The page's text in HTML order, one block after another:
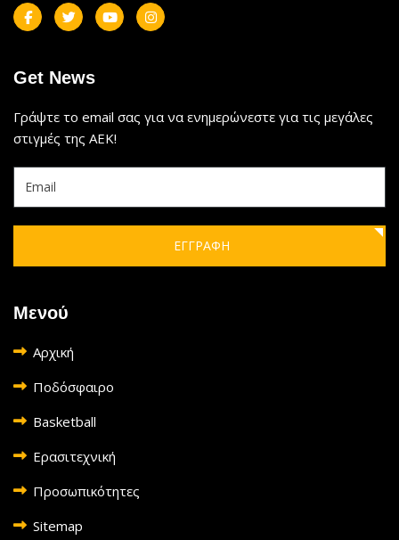
Get News
Γράψτε το email σας για να ενημερώνεστε για τις μεγάλες
στιγμές της ΑΕΚ!
ΕΓΓΡΑΦΗ
Μενού
Αρχική
Ποδόσφαιρο
Basketball
Ερασιτεχνική
Προσωπικότητες
Sitemap